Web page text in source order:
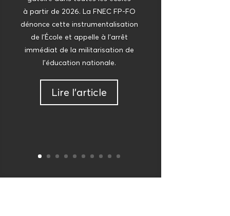
à par­tir de 2026. La FNEC FP-FO
dénonce cette ins­tru­men­ta­li­sa­tion
de l’É­cole et appelle à l’ar­rêt
immé­diat de la mili­ta­ri­sa­tion de
l’é­du­ca­tion nationale.
Lire l’ar­ticle